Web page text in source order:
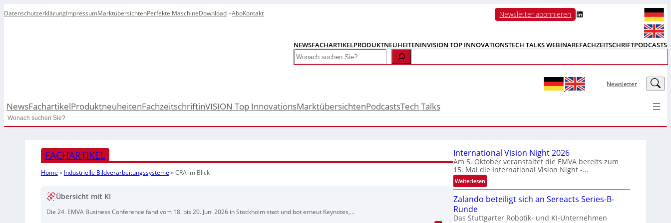
DatenschutzerklärungImpressumMarktübersichtenPerfekte MaschineDownload AboKontakt Newsletter abonnieren LinkedIn
NEWSFACHARTIKELPRODUKTNEUHEITENINVISION TOP INNOVATIONSTECH TALKS WEBINAREFACHZEITSCHRIFTPODCASTS
Search
Newsletter LinkedIn
NewsFachartikelProduktneuheitenFachzeitschriftinVISION Top InnovationsMarktübersichtenPodcastsTech Talks
Search
FACHARTIKEL
Home » Industrielle Bildverarbeitungssysteme »CRA im Blick
Übersicht mit KI
Die 24. EMVA Business Conference fand vom 18. bis 20. Juni 2026 in Stockholm statt und bot erneut Keynotes,
International Vision Night 2026
Am 5. Oktober veranstaltet die EMVA bereits zum
15. Mal die International Vision Night -…
Weiterlesen:
I
n
e
Zalando beteiligt sich an Sereacts Series-B-
Runde
Das Stuttgarter Robotik- und KI-Unternehmen